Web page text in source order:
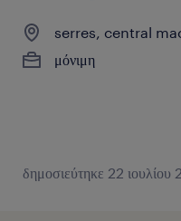
serres, central
μόνιμη
δημοσιεύτηκε 22 ιουλίου